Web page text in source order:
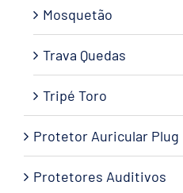
Mosquetão
Trava Quedas
Tripé Toro
Protetor Auricular Plug
Protetores Auditivos